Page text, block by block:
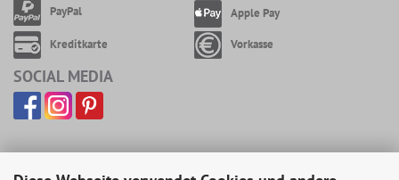
PayPal Apple Pay
Kreditkarte Vorkasse
SOCIAL MEDIA